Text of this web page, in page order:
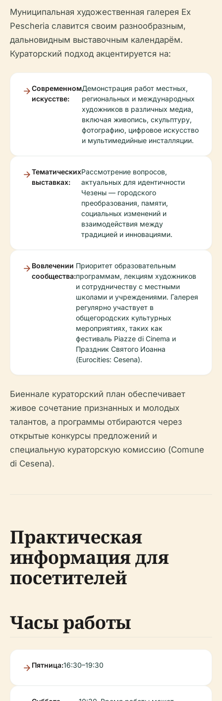
Муниципальная художественная галерея Ex
Pescheria славится своим разнообразным,
дальновидным выставочным календарём.
Кураторский подход акцентируется на:
Современном
искусстве:
Демонстрация работ местных,
региональных и международных
художников в различных медиа,
включая живопись, скульптуру,
фотографию, цифровое искусство
и мультимедийные инсталляции.
Тематических
выставках:
Рассмотрение вопросов,
актуальных для идентичности
Чезены — городского
преобразования, памяти,
социальных изменений и
взаимодействия между
традицией и инновациями.
Вовлечении
сообщества:
Приоритет образовательным
программам, лекциям художников
и сотрудничеству с местными
школами и учреждениями. Галерея
регулярно участвует в
общегородских культурных
мероприятиях, таких как
фестиваль Piazze di Cinema и
Праздник Святого Иоанна
(Eurocities: Cesena).
Биеннале кураторский план обеспечивает
живое сочетание признанных и молодых
талантов, а программы отбираются через
открытые конкурсы предложений и
специальную кураторскую комиссию (Comune
di Cesena).
Практическая
информация для
посетителей
Часы работы
Пятница:16:30–19:30